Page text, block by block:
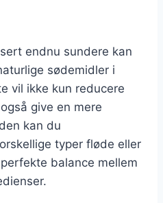
endnu sundere kan
sødemidler i
vil ikke kun reducere
give en mere
kan du
typer fløde eller
balance mellem